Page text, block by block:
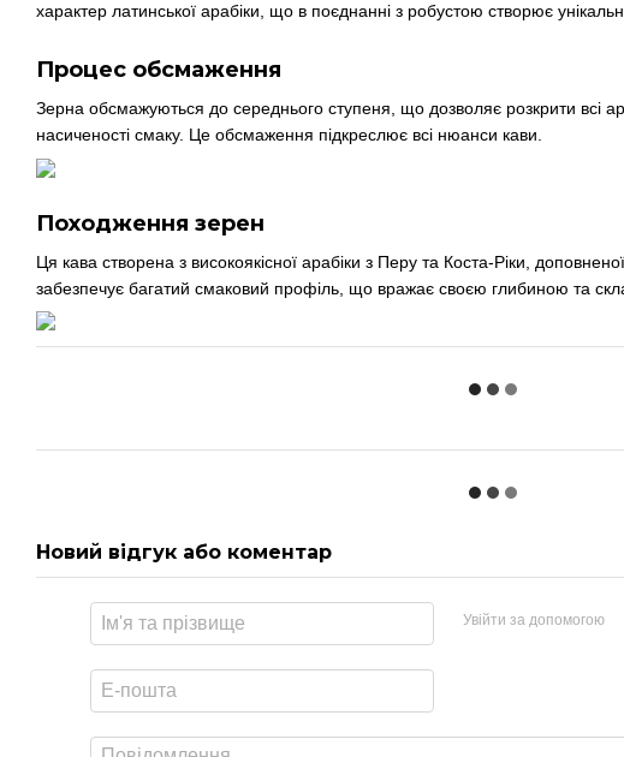
характер латинської арабіки, що в поєднанні з робустою створює
Процес обсмаження
Зерна обсмажуються до середнього ступеня, що дозволяє розкрити всі
насиченості смаку. Це обсмаження підкреслює всі нюанси кави.
Походження зерен
Ця кава створена з високоякісної арабіки з Перу та Коста-Ріки,
забезпечує багатий смаковий профіль, що вражає своєю глибиною та
Новий відгук або коментар
Увійти за допомогою